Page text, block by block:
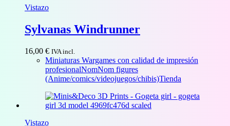
Vistazo
Sylvanas Windrunner
16,00 € IVA incl.
Miniaturas Wargames con calidad de impresión
profesionalNomNom figures
(Anime/comics/videojuegos/chibis)Tienda
Vistazo